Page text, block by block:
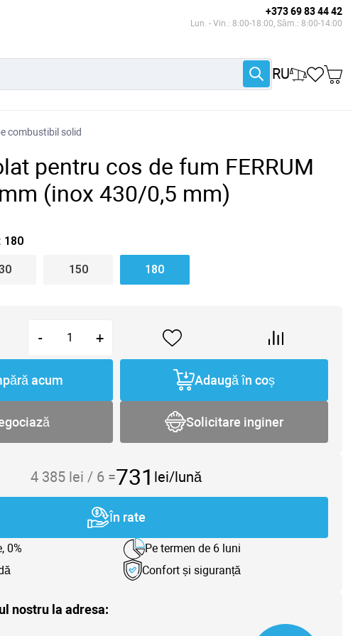
+373 69 83 44 42
Lun. - Vin.: 8:00-18:00, Sâm.: 8:00-14:00
RU
combustibil solid
pentru cos de fum FERRUM
(inox 430/0,5 mm)
180
150 180
- +
acum Adaugă în coș
Solicitare inginer
4 385 lei / 6 =731 lei/lună
În rate
0%
Pe termen de 6 luni
Confort și siguranță
nostru la adresa: